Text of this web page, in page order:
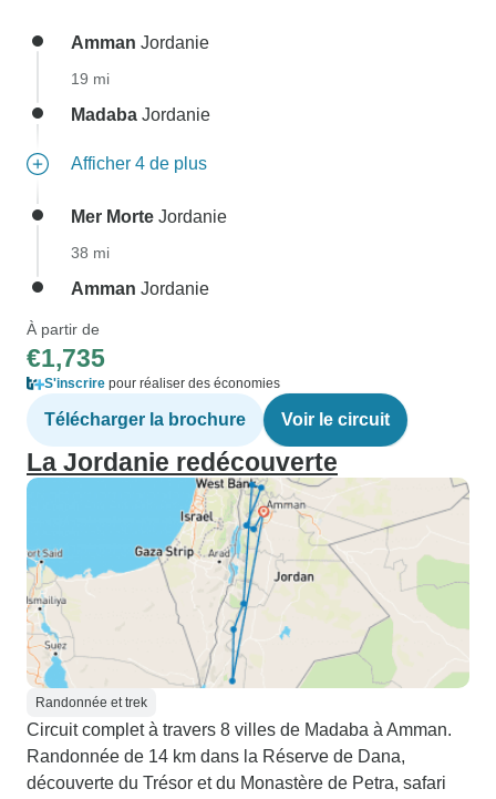
Amman Jordanie
19 mi
Madaba Jordanie
Afficher 4 de plus
Mer Morte Jordanie
38 mi
Amman Jordanie
À partir de
€1,735
S'inscrire pour réaliser des économies
Télécharger la brochure Voir le circuit
La Jordanie redécouverte
Randonnée et trek
Circuit complet à travers 8 villes de Madaba à Amman.
Randonnée de 14 km dans la Réserve de Dana,
découverte du Trésor et du Monastère de Petra, safari